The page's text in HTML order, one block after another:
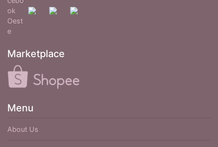
Marketplace
Menu
About Us